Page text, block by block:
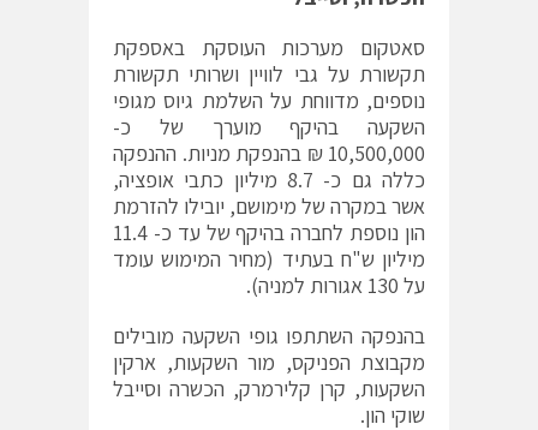
סאטקום מערכות
העוסקת באספקת
תקשורת על גבי לוויין ושרותי תקשורת
נוספים, מדווחת על השלמת גיוס מגופי
השקעה בהיקף מוערך של כ-
10,500,000 ₪ בהנפקת מניות. ההנפקה
כללה גם כ- 8.7 מיליון כתבי אופציה,
אשר במקרה של מימושם, יובילו להזרמת
הון נוספת לחברה בהיקף של עד כ- 11.4
מיליון ש"ח בעתיד (מחיר המימוש עומד
על 130 אגורות למניה).
בהנפקה השתתפו גופי השקעה מובילים
מקבוצת הפניקס, מור השקעות, ארקין
השקעות, קרן קלירמרק, הכשרה וסייבל
שוקי הון.